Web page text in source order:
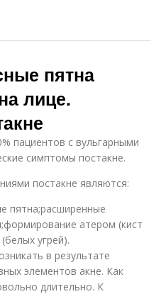
пятна
лице.
пациентов с вульгарными
симптомы постакне.
постакне являются:
пятна;расширенные
атером (кист
угрей).
в результате
элементов акне. Как
длительно. К